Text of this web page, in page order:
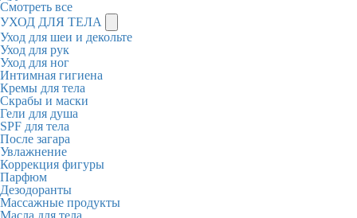
Смотреть все
УХОД ДЛЯ ТЕЛА
Уход для шеи и декольте
Уход для рук
Уход для ног
Интимная гигиена
Кремы для тела
Скрабы и маски
Гели для душа
SPF для тела
После загара
Увлажнение
Коррекция фигуры
Парфюм
Дезодоранты
Массажные продукты